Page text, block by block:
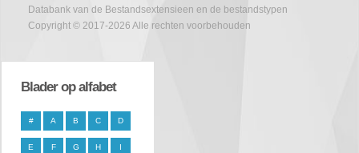
Databank van de Bestandsextensieen en de bestandstypen
Copyright © 2017-2026 Alle rechten voorbehouden
Blader op alfabet
# A B C D
E F G H I